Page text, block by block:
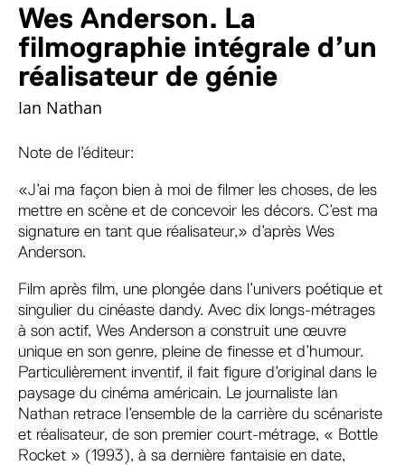
Wes Anderson. La
filmographie intégrale d’un
réalisateur de génie
Ian Nathan
Note de l’éditeur:
«J’ai ma façon bien à moi de filmer les choses, de les
mettre en scène et de concevoir les décors. C’est ma
signature en tant que réalisateur,» d’après Wes
Anderson.
Film après film, une plongée dans l’univers poétique et
singulier du cinéaste dandy. Avec dix longs-métrages
à son actif, Wes Anderson a construit une œuvre
unique en son genre, pleine de finesse et d’humour.
Particulièrement inventif, il fait figure d’original dans le
paysage du cinéma américain. Le journaliste Ian
Nathan retrace l’ensemble de la carrière du scénariste
et réalisateur, de son premier court-métrage, « Bottle
Rocket » (1993), à sa dernière fantaisie en date,